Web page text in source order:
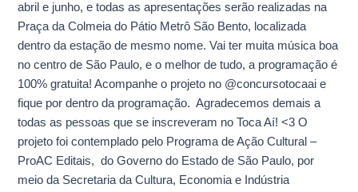
abril e junho, e todas as apresentações serão realizadas na
Praça da Colmeia do Pátio Metrô São Bento, localizada
dentro da estação de mesmo nome. Vai ter muita música boa
no centro de São Paulo, e o melhor de tudo, a programação é
100% gratuita! Acompanhe o projeto no @concursotocaai e
fique por dentro da programação. Agradecemos demais a
todas as pessoas que se inscreveram no Toca Aí! <3 O
projeto foi contemplado pelo Programa de Ação Cultural –
ProAC Editais, do Governo do Estado de São Paulo, por
meio da Secretaria da Cultura, Economia e Indústria